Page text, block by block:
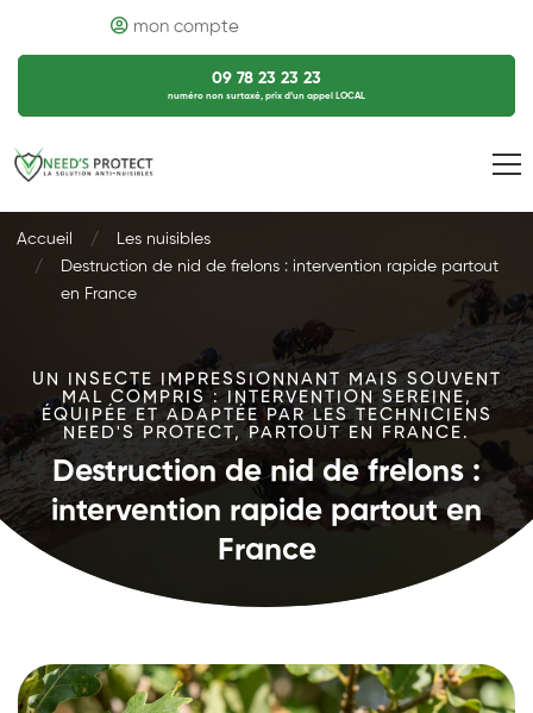
mon compte
09 78 23 23 23
numéro non surtaxé, prix d’un appel LOCAL
Accueil
Les nuisibles
Destruction de nid de frelons : intervention rapide partout
en France
UN INSECTE IMPRESSIONNANT MAIS SOUVENT
MAL COMPRIS : INTERVENTION SEREINE,
ÉQUIPÉE ET ADAPTÉE PAR LES TECHNICIENS
NEED'S PROTECT, PARTOUT EN FRANCE.
Destruction de nid de frelons :
intervention rapide partout en
France